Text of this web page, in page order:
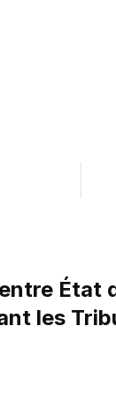
État
les